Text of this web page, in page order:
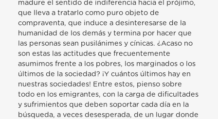
madure el sentido de indiferencia hacia el prójimo,
que lleva a tratarlo como puro objeto de
compraventa, que induce a desinteresarse de la
humanidad de los demás y termina por hacer que
las personas sean pusilánimes y cínicas. ¿Acaso no
son estas las actitudes que frecuentemente
asumimos frente a los pobres, los marginados o los
últimos de la sociedad? ¡Y cuántos últimos hay en
nuestras sociedades! Entre estos, pienso sobre
todo en los emigrantes, con la carga de dificultades
y sufrimientos que deben soportar cada día en la
búsqueda, a veces desesperada, de un lugar donde